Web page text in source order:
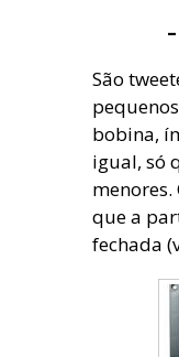
São
bobina,
igual, só
que a
fechada